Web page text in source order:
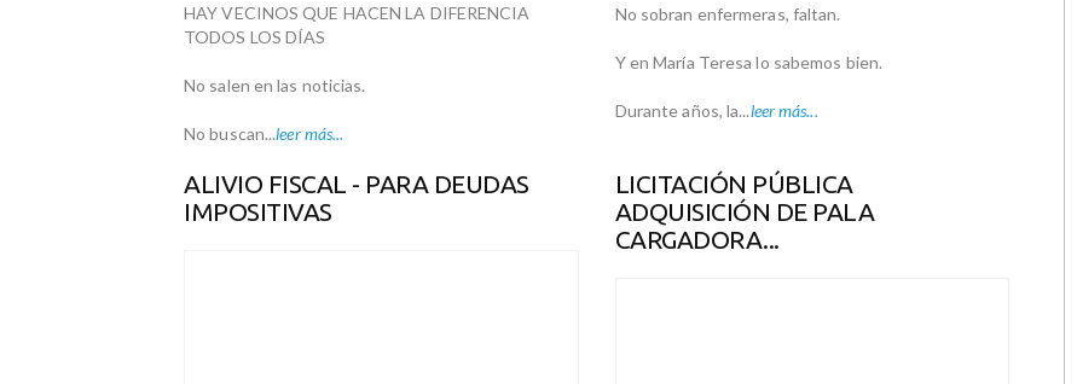
HAY VECINOS QUE HACEN LA DIFERENCIA
TODOS LOS DÍAS
No salen en las noticias.
No buscan...leer más...
No sobran enfermeras, faltan.
Y en María Teresa lo sabemos bien.
Durante años, la...leer más...
ALIVIO FISCAL - PARA DEUDAS
IMPOSITIVAS
LICITACIÓN PÚBLICA
ADQUISICIÓN DE PALA
CARGADORA...